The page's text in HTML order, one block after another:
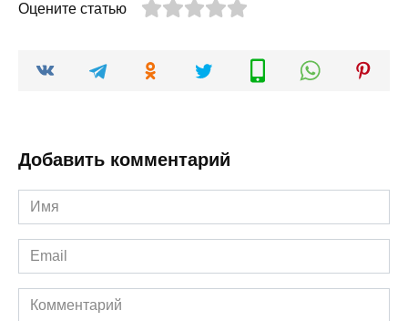
Оцените статью
Добавить комментарий
Имя
*
Email
*
Комментарий